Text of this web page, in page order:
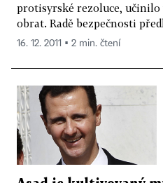
protisyrské rezoluce,
obrat. Radě bezpečnosti
16. 12. 2011 ▪ 2 min. čtení